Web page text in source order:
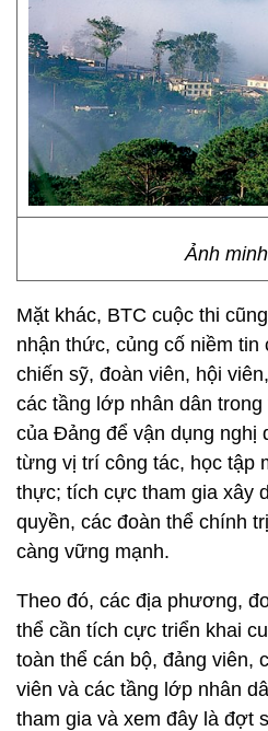
Ảnh
Mặt khác, BTC cuộc thi
nhận thức, củng cố niềm tin
chiến sỹ, đoàn viên, hội
các tầng lớp nhân dân
của Đảng để vận dụng nghị
từng vị trí công tác, học tập
thực; tích cực tham gia xây
quyền, các đoàn thể chính
càng vững mạnh.
Theo đó, các địa phương,
thể cần tích cực triển khai
toàn thể cán bộ, đảng viên,
viên và các tầng lớp nhân
tham gia và xem đây là đợt